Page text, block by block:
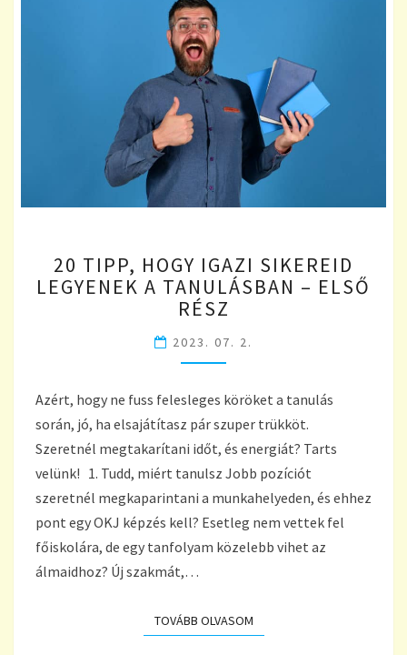
TIPP,
HOGY
IGAZI
LEGYENEK
A
–
ELSŐ
RÉSZ
20 TIPP, HOGY IGAZI SIKEREID
LEGYENEK A TANULÁSBAN – ELSŐ
RÉSZ
2023. 07. 2.
Azért, hogy ne fuss felesleges köröket a tanulás
során, jó, ha elsajátítasz pár szuper trükköt.
Szeretnél megtakarítani időt, és energiát? Tarts
velünk! 1. Tudd, miért tanulsz Jobb pozíciót
szeretnél megkaparintani a munkahelyeden, és ehhez
pont egy OKJ képzés kell? Esetleg nem vettek fel
főiskolára, de egy tanfolyam közelebb vihet az
álmaidhoz? Új szakmát,…
TOVÁBB OLVASOMTOVÁBB OLVASOM